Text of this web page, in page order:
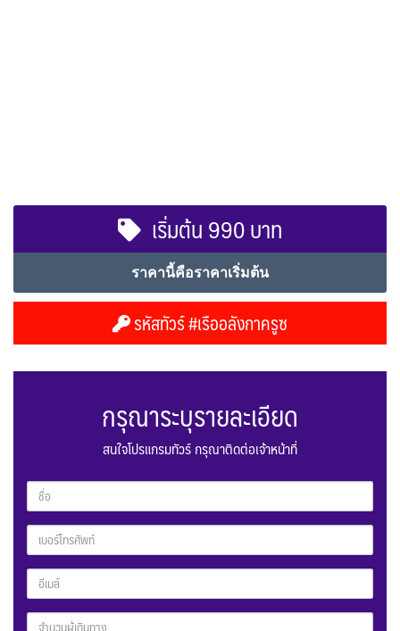
เริ่มต้น 990 บาท
ราคานี้คือราคาเริ่มต้น
รหัสทัวร์ #เรืออลังกาครูซ
กรุณาระบุรายละเอียด
สนใจโปรแกรมทัวร์ กรุณาติดต่อเจ้าหน้าที่